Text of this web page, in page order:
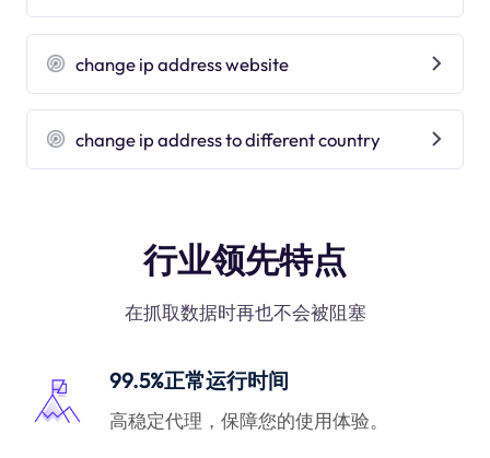
change ip address website
change ip address to different country
行业领先特点
在抓取数据时再也不会被阻塞
99.5%正常运行时间
高稳定代理，保障您的使用体验。